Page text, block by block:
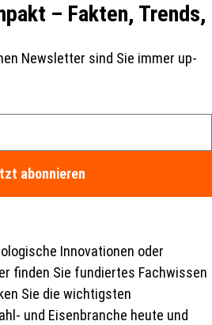
– Fakten, Trends,
Newsletter sind Sie immer up-
abonnieren
Innovationen oder
finden Sie fundiertes Fachwissen
Sie die wichtigsten
und Eisenbranche heute und